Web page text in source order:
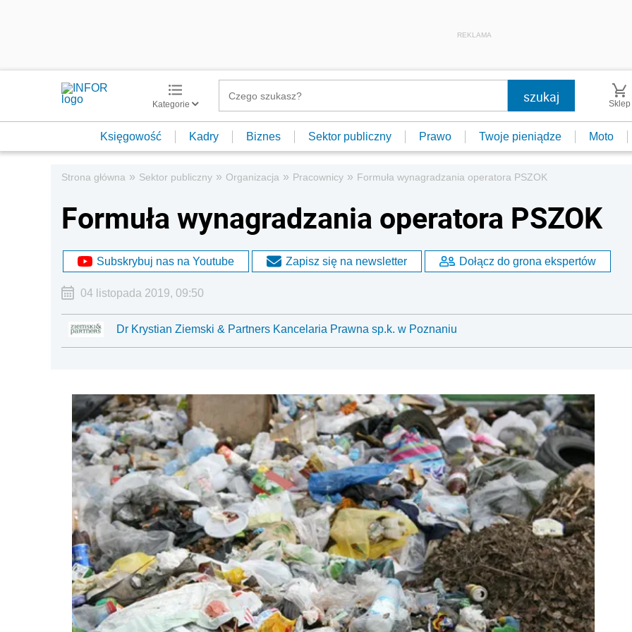
REKLAMA
Kategorie Sklep
Księgowość Kadry Biznes Sektor publiczny Prawo Twoje pieniądze Moto
Strona główna » Sektor publiczny » Organizacja » Pracownicy » Formuła wynagradzania operatora PSZOK
Formuła wynagradzania operatora PSZOK
Subskrybuj nas na Youtube Zapisz się na newsletter Dołącz do grona ekspertów
04 listopada 2019, 09:50
Dr Krystian Ziemski & Partners Kancelaria Prawna sp.k. w Poznaniu